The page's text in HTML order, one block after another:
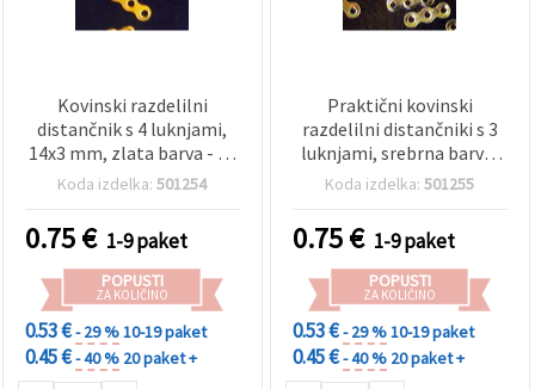
Kovinski razdelilni
distančnik s 4 luknjami,
14x3 mm, zlata barva - 50
kosov
Koda izdelka:501254
0.75€ 1-9 paket
POPUSTI
ZA KOLIČINO
0.53 €- 29 %10-19 paket
0.45 €- 40 % 20 paket +
Praktični kovinski
razdelilni distančniki s 3
luknjami, srebrna barva,
10x3 mm – 50 kosov,
Koda izdelka:501255
0.75€ 1-9 paket
POPUSTI
ZA KOLIČINO
0.53 €- 29 %10-19 paket
0.45 €- 40 % 20 paket +